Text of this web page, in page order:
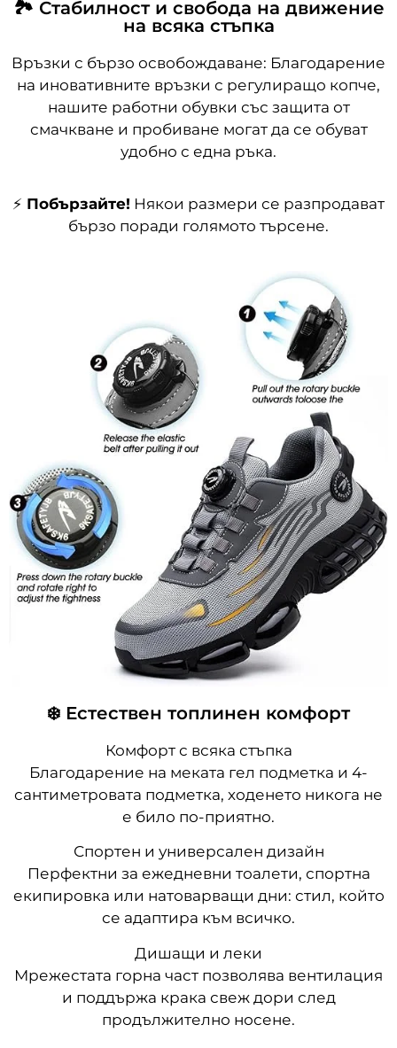
🏞️ Стабилност и свобода на движение
на всяка стъпка
Връзки с бързо освобождаване: Благодарение
на иновативните връзки с регулиращо копче,
нашите работни обувки със защита от
смачкване и пробиване могат да се обуват
удобно с една ръка.
⚡ Побързайте! Някои размери се разпродават
бързо поради голямото търсене.
❄️ Естествен топлинен комфорт
Комфорт с всяка стъпка
Благодарение на меката гел подметка и 4-
сантиметровата подметка, ходенето никога не
е било по-приятно.
Спортен и универсален дизайн
Перфектни за ежедневни тоалети, спортна
екипировка или натоварващи дни: стил, който
се адаптира към всичко.
Дишащи и леки
Мрежестата горна част позволява вентилация
и поддържа крака свеж дори след
продължително носене.